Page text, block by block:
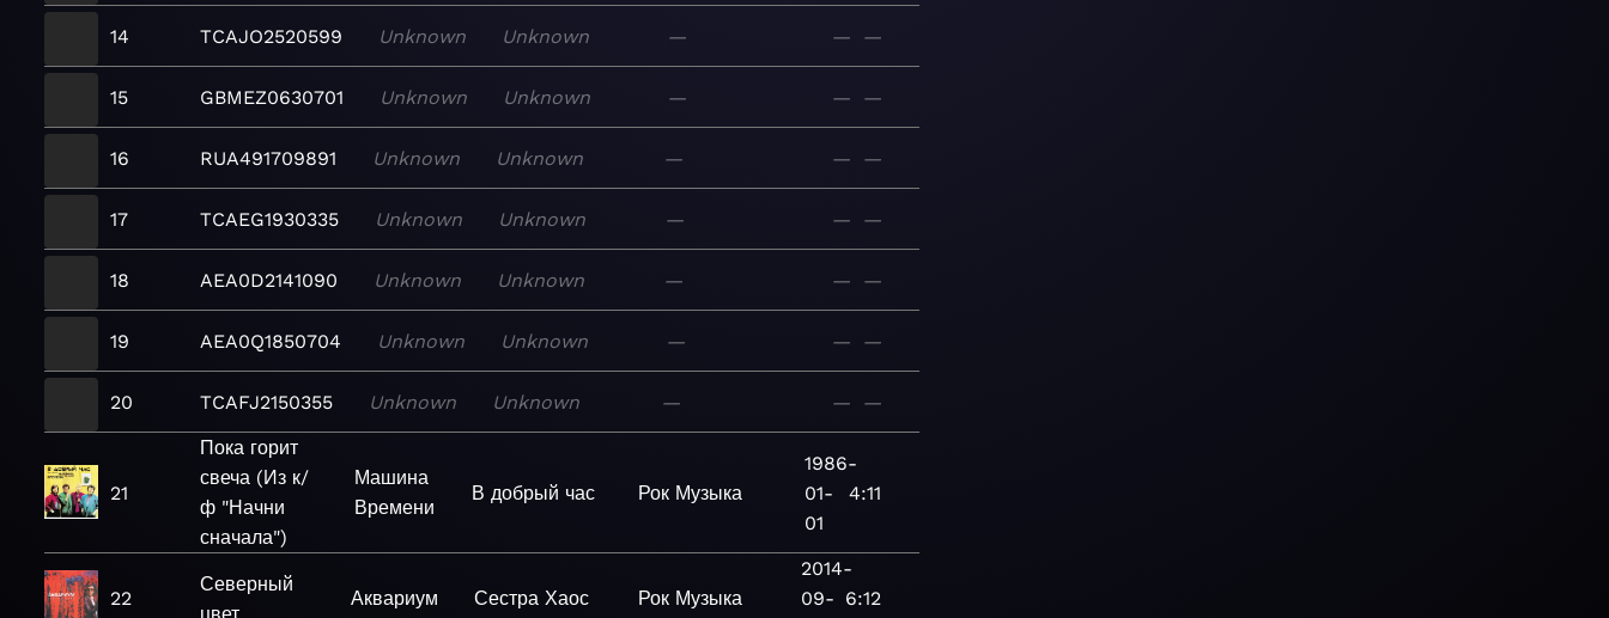
14 TCAJO2520599 Unknown Unknown — — —
15 GBMEZ0630701 Unknown Unknown — — —
16 RUA491709891 Unknown Unknown — — —
17 TCAEG1930335 Unknown Unknown — — —
18 AEA0D2141090 Unknown Unknown — — —
19 AEA0Q1850704 Unknown Unknown — — —
20 TCAFJ2150355 Unknown Unknown — — —
21
Пока горит
свеча (Из к/
ф "Начни
сначала")
Машина
Времени
В добрый час Рок Музыка
1986-
01-
01
4:11
22
Северный
цвет
Аквариум Сестра Хаос Рок Музыка
2014-
09- 6:12